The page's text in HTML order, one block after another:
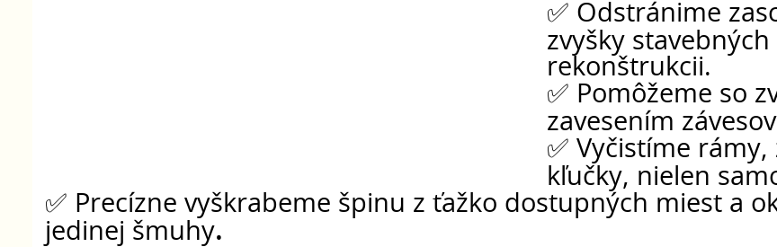
✅ Odstránime
zvyšky
rekonštrukcii.
✅ Pomôžeme so
zavesením
✅ Vyčistíme
kľučky, nielen
✅ Precízne vyškrabeme špinu z ťažko dostupných miest a
jedinej šmuhy.